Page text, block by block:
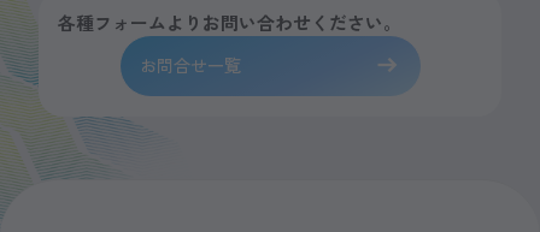
各種フォームよりお問い合わせください。
お問合せ一覧